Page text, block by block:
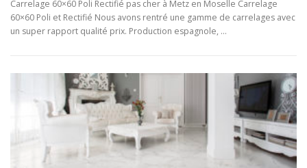
Carrelage 60×60 Poli Rectifié pas cher à Metz en Moselle Carrelage
60×60 Poli et Rectifié Nous avons rentré une gamme de carrelages avec
un super rapport qualité prix. Production espagnole, …